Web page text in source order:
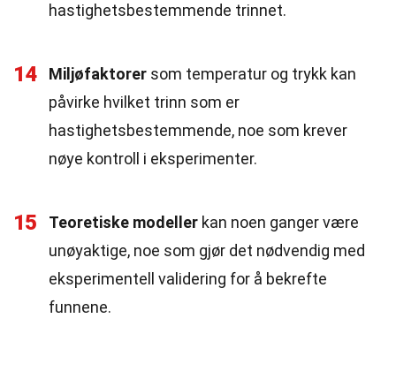
hastighetsbestemmende trinnet.
14 Miljøfaktorer som temperatur og trykk kan
påvirke hvilket trinn som er
hastighetsbestemmende, noe som krever
nøye kontroll i eksperimenter.
15 Teoretiske modeller kan noen ganger være
unøyaktige, noe som gjør det nødvendig med
eksperimentell validering for å bekrefte
funnene.